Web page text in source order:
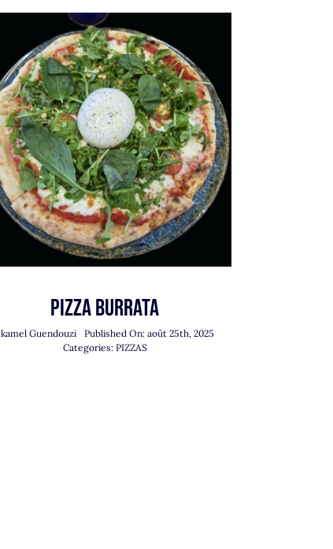
Pizza Burrata
kamel Guendouzi
Published On: août 25th, 2025
Categories: PIZZAS